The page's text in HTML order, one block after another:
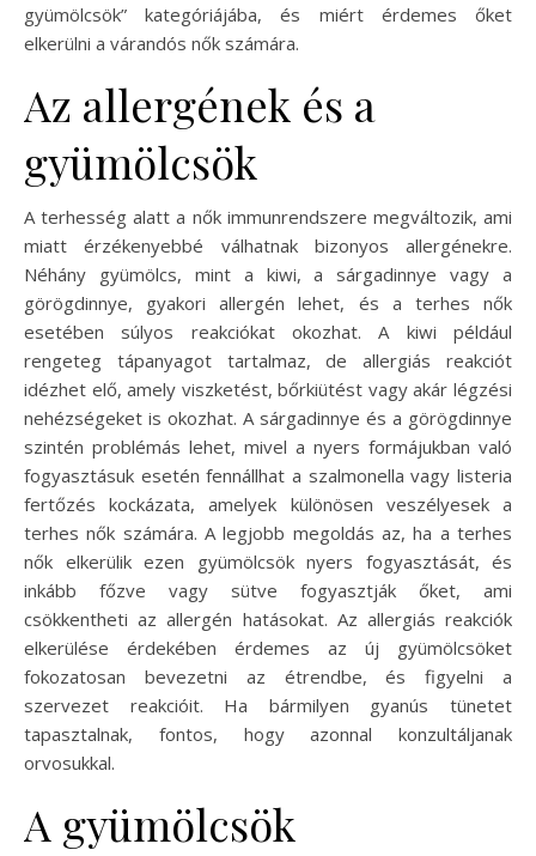
gyümölcsök” kategóriájába, és miért érdemes őket
elkerülni a várandós nők számára.
Az allergének és a
gyümölcsök
A terhesség alatt a nők immunrendszere megváltozik, ami
miatt érzékenyebbé válhatnak bizonyos allergénekre.
Néhány gyümölcs, mint a kiwi, a sárgadinnye vagy a
görögdinnye, gyakori allergén lehet, és a terhes nők
esetében súlyos reakciókat okozhat. A kiwi például
rengeteg tápanyagot tartalmaz, de allergiás reakciót
idézhet elő, amely viszketést, bőrkiütést vagy akár légzési
nehézségeket is okozhat. A sárgadinnye és a görögdinnye
szintén problémás lehet, mivel a nyers formájukban való
fogyasztásuk esetén fennállhat a szalmonella vagy listeria
fertőzés kockázata, amelyek különösen veszélyesek a
terhes nők számára. A legjobb megoldás az, ha a terhes
nők elkerülik ezen gyümölcsök nyers fogyasztását, és
inkább főzve vagy sütve fogyasztják őket, ami
csökkentheti az allergén hatásokat. Az allergiás reakciók
elkerülése érdekében érdemes az új gyümölcsöket
fokozatosan bevezetni az étrendbe, és figyelni a
szervezet reakcióit. Ha bármilyen gyanús tünetet
tapasztalnak, fontos, hogy azonnal konzultáljanak
orvosukkal.
A gyümölcsök